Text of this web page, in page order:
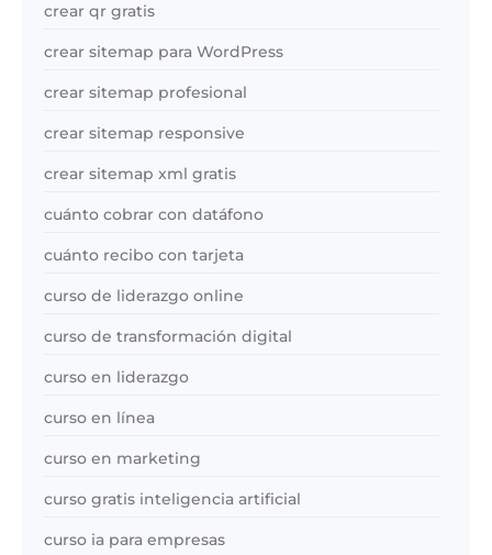
crear qr gratis
crear sitemap para WordPress
crear sitemap profesional
crear sitemap responsive
crear sitemap xml gratis
cuánto cobrar con datáfono
cuánto recibo con tarjeta
curso de liderazgo online
curso de transformación digital
curso en liderazgo
curso en línea
curso en marketing
curso gratis inteligencia artificial
curso ia para empresas